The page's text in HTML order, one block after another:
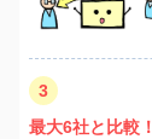
3
最大6社と比較！